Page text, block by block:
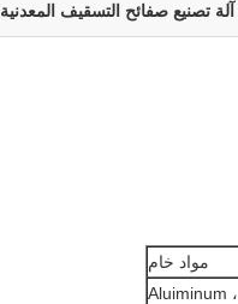
آلة تصنيع صفائح التسقيف المعدنية
مواد خام